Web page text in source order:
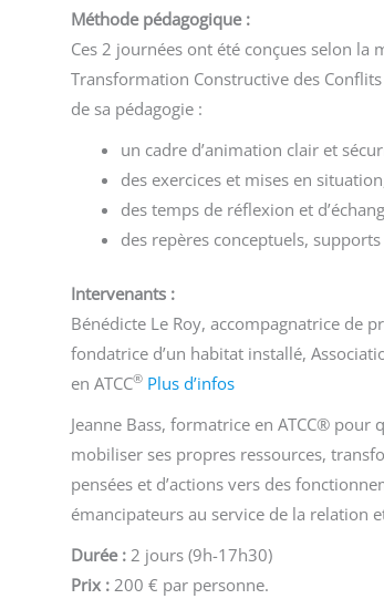
Méthode pédagogique :
Ces 2 journées ont été conçues selon la
Transformation Constructive des Conflits
de sa pédagogie :
un cadre d’animation clair et
des exercices et mises en
des temps de réflexion et
des repères conceptuels,
Intervenants :
Bénédicte Le Roy, accompagnatrice de
fondatrice d’un habitat installé,
en ATCC® Plus d’infos
Jeanne Bass, formatrice en ATCC® pour
mobiliser ses propres ressources,
pensées et d’actions vers des
émancipateurs au service de la relation
Durée :2 jours (9h-17h30)
Prix :200 € par personne.